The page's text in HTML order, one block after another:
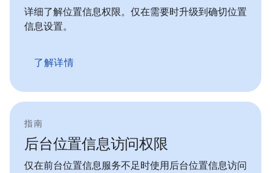
详细了解位置信息权限。仅在需要时升级到确切位置
信息设置。
了解详情
指南
后台位置信息访问权限
仅在前台位置信息服务不足时使用后台位置信息访问